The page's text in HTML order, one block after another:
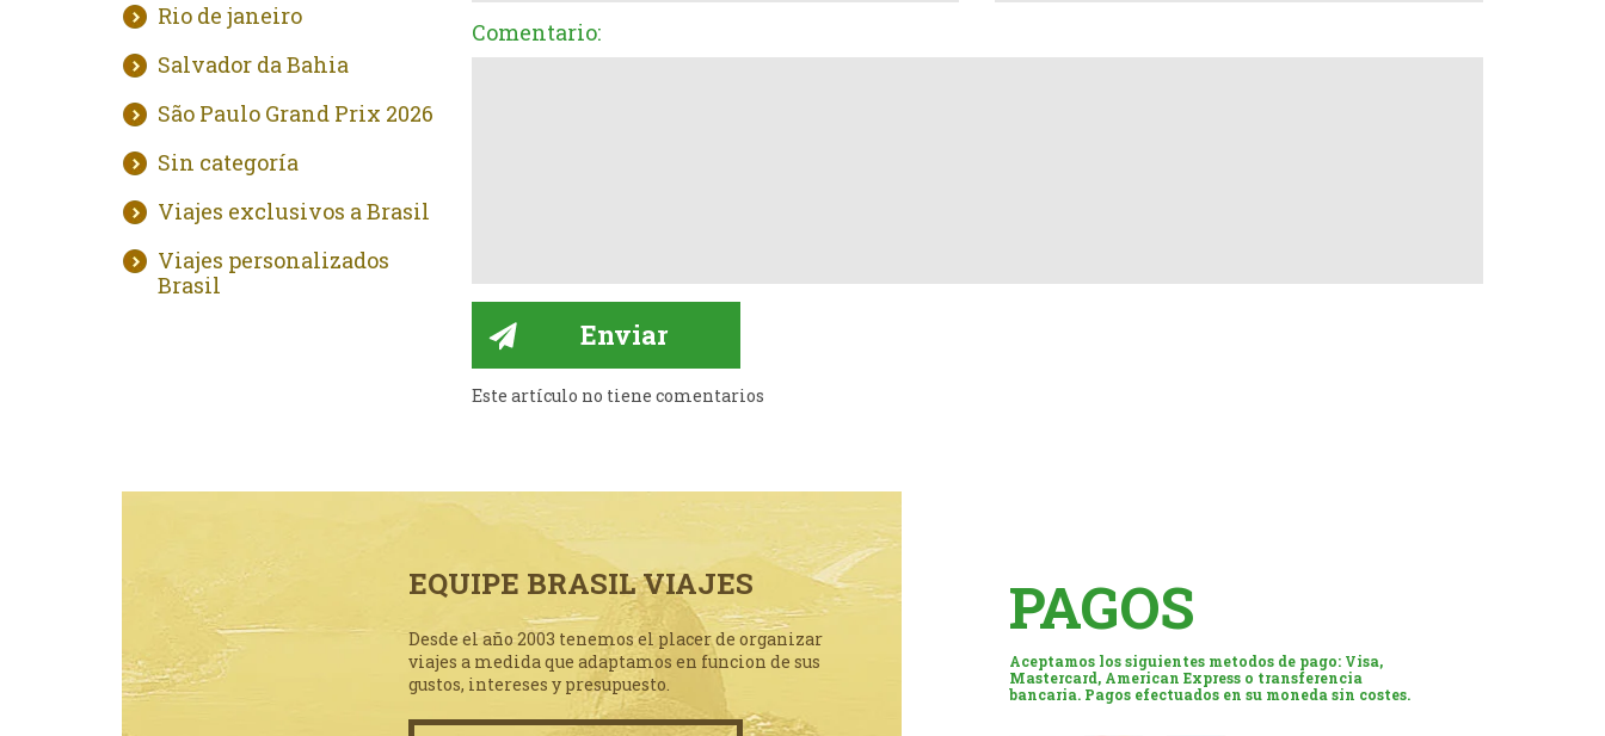
Rio de janeiro
Salvador da Bahia
São Paulo Grand Prix 2026
Sin categoría
Viajes exclusivos a Brasil
Viajes personalizados
Brasil
Comentario:
Este artículo no tiene comentarios
EQUIPE BRASIL VIAJES
Desde el año 2003 tenemos el placer de organizar
viajes a medida que adaptamos en funcion de sus
gustos, intereses y presupuesto.
PAGOS
Aceptamos los siguientes metodos de pago: Visa,
Mastercard, American Express o transferencia
bancaria. Pagos efectuados en su moneda sin costes.